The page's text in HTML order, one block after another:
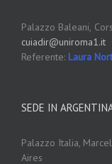
Palazzo Baleani,
cuiadir@uniroma1.it
Referente: Laura
SEDE IN
Palazzo Italia,
Aires